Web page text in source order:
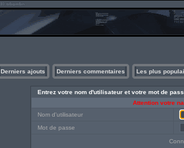
Derniers ajouts Derniers commentaires Les plus
Entrez votre nom d'utilisateur et votre mot de
Attention votre
Nom d'utilisateur
Mot de passe